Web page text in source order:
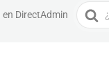
DirectAdmin
Search
For